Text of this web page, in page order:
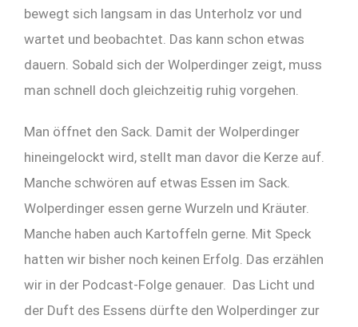
bewegt sich langsam in das Unterholz vor und
wartet und beobachtet. Das kann schon etwas
dauern. Sobald sich der Wolperdinger zeigt, muss
man schnell doch gleichzeitig ruhig vorgehen.
Man öffnet den Sack. Damit der Wolperdinger
hineingelockt wird, stellt man davor die Kerze auf.
Manche schwören auf etwas Essen im Sack.
Wolperdinger essen gerne Wurzeln und Kräuter.
Manche haben auch Kartoffeln gerne. Mit Speck
hatten wir bisher noch keinen Erfolg. Das erzählen
wir in der Podcast-Folge genauer. Das Licht und
der Duft des Essens dürfte den Wolperdinger zur